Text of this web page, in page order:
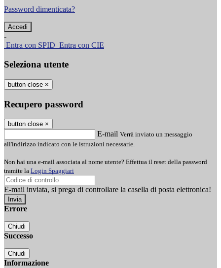
Password dimenticata?
-
Entra con SPID Entra con CIE
Seleziona utente
button close ×
Recupero password
button close ×
E-mail Verrà inviato un messaggio
all'indirizzo indicato con le istruzioni necessarie.
Non hai una e-mail associata al nome utente? Effettua il reset della password
tramite la Login Spaggiari
E-mail inviata, si prega di controllare la casella di posta elettronica!
Errore
Chiudi
Successo
Chiudi
Informazione